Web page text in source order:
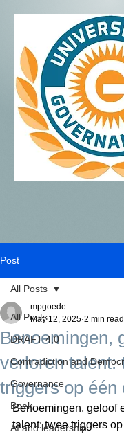
Post
All Posts
DRAFT 4.0
Contradiction and
Governance
Boek
AI and leadership
All Posts
Benoemingen,
verloren talent:
triggers op één
mpgoede
May 12, 2025 2 min read
Benoemingen, geloof
talent: twee triggers